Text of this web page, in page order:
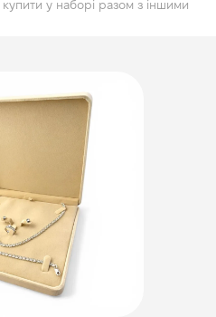
у наборі разом з іншими